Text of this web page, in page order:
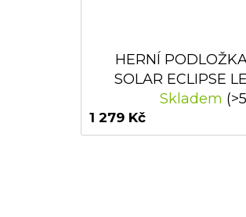
HERNÍ
SOLAR ECLIPSE
Skladem
1 279 Kč